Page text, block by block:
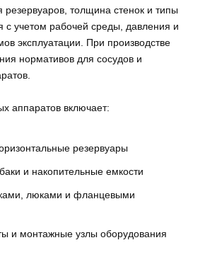
резервуаров, толщина стенок и типы
с учетом рабочей среды, давления и
эксплуатации. При производстве
нормативов для сосудов и
аппаратов включает:
резервуары
и накопительные емкости
люками и фланцевыми
и монтажные узлы оборудования